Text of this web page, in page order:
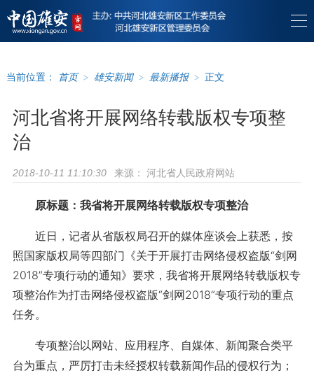
当前位置： 首页 > 雄安新闻 > 最新播报 > 正文
河北省将开展网络转载版权专项整
治
2018-10-11 11:10:30 来源： 河北省人民政府网站
原标题：我省将开展网络转载版权专项整治
近日，记者从省版权局召开的媒体座谈会上获悉，按
照国家版权局等四部门《关于开展打击网络侵权盗版“剑网
2018”专项行动的通知》要求，我省将开展网络转载版权专
项整治作为打击网络侵权盗版“剑网2018”专项行动的重点
任务。
专项整治以网站、应用程序、自媒体、新闻聚合类平
台为重点，严厉打击未经授权转载新闻作品的侵权行为；